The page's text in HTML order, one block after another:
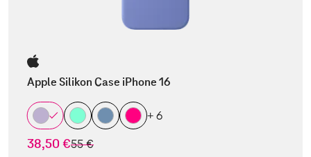
Apple Silikon Case iPhone 16
+ 6
38,50 €statt
55 €